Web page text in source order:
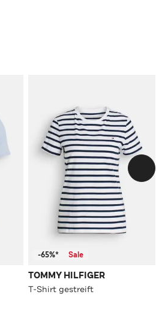
-65%* Sale
TOMMY HILFIGER
T-Shirt gestreift